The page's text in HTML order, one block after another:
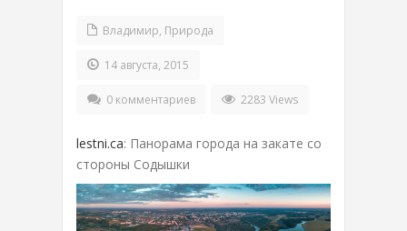
Владимир, Природа
14 августа, 2015
0 комментариев 2283 Views
lestni.ca: Панорама города на закате со
стороны Содышки